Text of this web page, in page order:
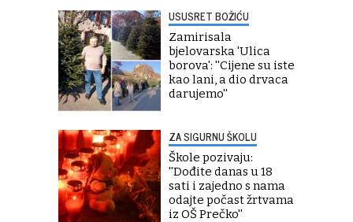
USUSRET BOŽIĆU
Zamirisala
bjelovarska 'Ulica
borova': ''Cijene su iste
kao lani, a dio drvaca
darujemo''
ZA SIGURNU ŠKOLU
Škole pozivaju:
''Dođite danas u 18
sati i zajedno s nama
odajte počast žrtvama
iz OŠ Prečko''